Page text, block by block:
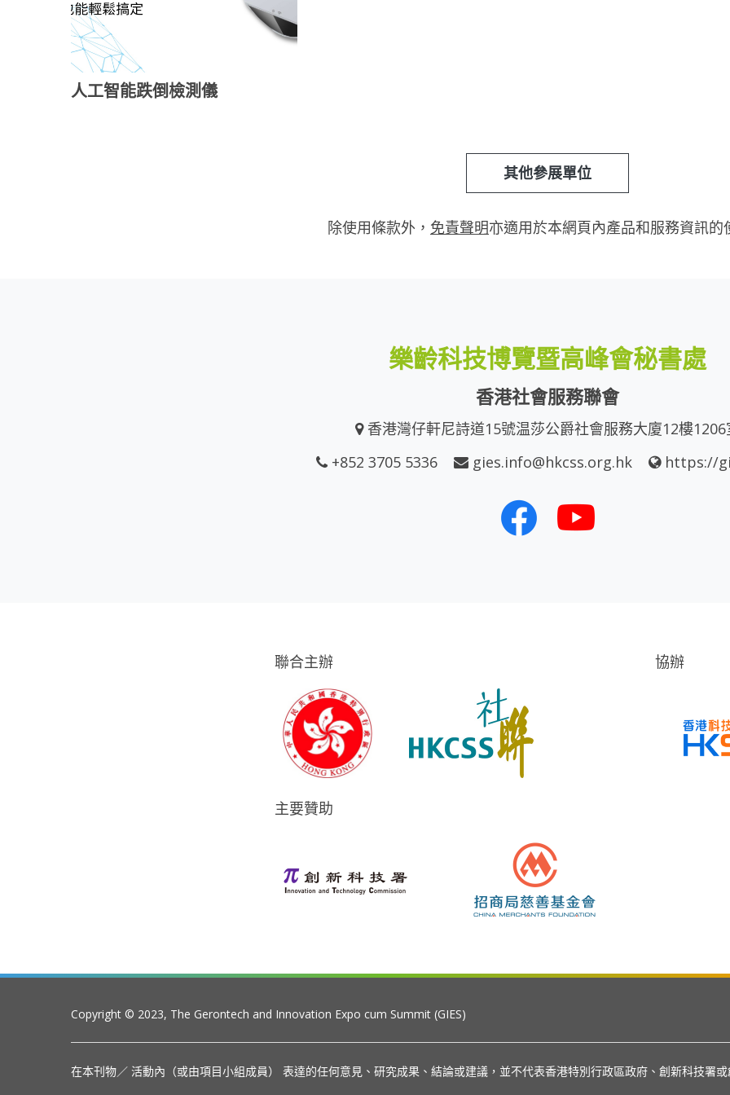
人工智能跌倒檢測儀
其他參展單位
除使用條款外， 免責聲明亦適用於本網頁內產品和服務資訊的
樂齡科技博覽暨高峰會秘書處
香港社會服務聯會
香港灣仔軒尼詩道15號温莎公爵社會服務大廈12樓1206
+852 3705 5336
gies.info@hkcss.org.hk https://
聯合主辦 協辦
主要贊助
Copyright © 2023, The Gerontech and Innovation Expo cum Summit (GIES)
在本刊物／ 活動內（或由項目小組成員） 表達的任何意見、研究成果、結論或建議，並不代表香港特別行政區政府、創新科技署